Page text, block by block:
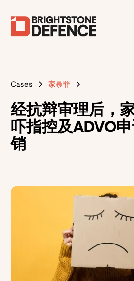
Cases 家暴罪
经抗辩审理后，
吓指控及ADVO
销